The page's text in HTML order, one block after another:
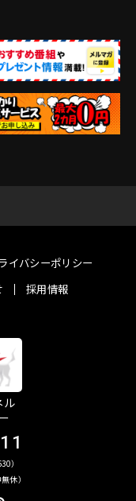
イバシーポリシー
採用情報
ル
）
休）